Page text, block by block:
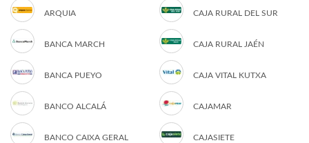
ARQUIA
BANCA MARCH
BANCA PUEYO
BANCO ALCALÁ
BANCO CAIXA GERAL
CAJA RURAL DEL SUR
CAJA RURAL JAÉN
CAJA VITAL KUTXA
CAJAMAR
CAJASIETE